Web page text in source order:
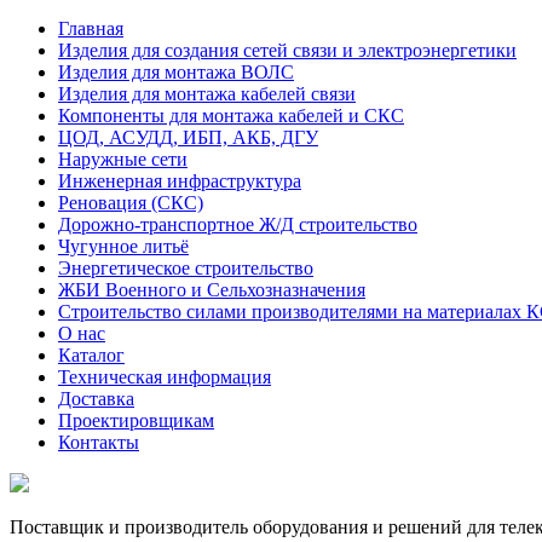
Главная
Изделия для создания сетей связи и электроэнергетики
Изделия для монтажа ВОЛС
Изделия для монтажа кабелей связи
Компоненты для монтажа кабелей и СКС
ЦОД, АСУДД, ИБП, АКБ, ДГУ
Наружные сети
Инженерная инфраструктура
Реновация (СКС)
Дорожно-транспортное Ж/Д строительство
Чугунное литьё
Энергетическое строительство
ЖБИ Военного и Сельхозназначения
Строительство силами производителями на материалах
О нас
Каталог
Техническая информация
Доставка
Проектировщикам
Контакты
Поставщик и производитель оборудования и решений для